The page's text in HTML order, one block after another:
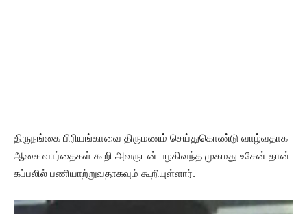
திருநங்கை பிரியங்காவை திருமணம் செய்துகொண்டு வாழ்வதாக
ஆசை வார்தைகள் கூறி அவருடன் பழகிவந்த முகமது உசேன் தான்
கப்பலில் பணியாற்றுவதாகவும் கூறியுள்ளார்.